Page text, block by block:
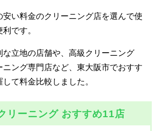
安い料金のクリーニング店を選んで使
です。
な立地の店舗や、高級クリーニング
ニング専門店など、東大阪市でおすす
て料金比較しました。
リーニング おすすめ11店